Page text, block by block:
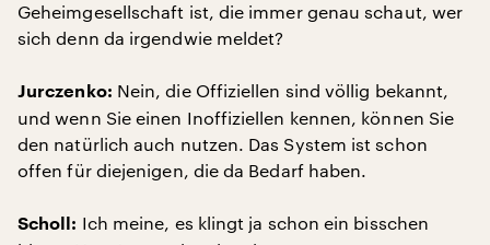
Geheimgesellschaft ist, die immer genau schaut, wer
sich denn da irgendwie meldet?
Jurczenko: Nein, die Offiziellen sind völlig bekannt,
und wenn Sie einen Inoffiziellen kennen, können Sie
den natürlich auch nutzen. Das System ist schon
offen für diejenigen, die da Bedarf haben.
Scholl: Ich meine, es klingt ja schon ein bisschen